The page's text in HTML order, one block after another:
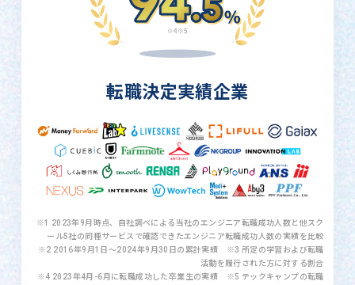
転職決定実績企業
※1 2023年9月時点、自社調べによる当社のエンジニア転職成功人数と他スク
ール5社の同種サービスで確認できたエンジニア転職成功人数の実績を比較
※2 2016年9月1日〜2024年9月30日の累計実績 ※3 所定の学習および転職
活動を履行された方に対する割合
※4 2023年4月-6月に転職成功した卒業生の実績 ※5 テックキャンプの転職